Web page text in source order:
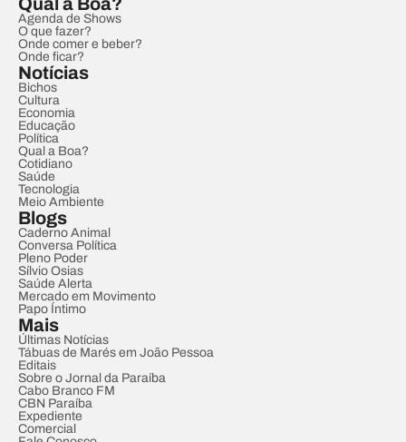
Agenda de Shows
O que fazer?
Onde comer e beber?
Onde ficar?
Notícias
Bichos
Cultura
Economia
Educação
Política
Qual a Boa?
Cotidiano
Saúde
Tecnologia
Meio Ambiente
Blogs
Caderno Animal
Conversa Política
Pleno Poder
Sílvio Osias
Saúde Alerta
Mercado em Movimento
Papo Íntimo
Mais
Últimas Notícias
Tábuas de Marés em João Pessoa
Editais
Sobre o Jornal da Paraíba
Cabo Branco FM
CBN Paraíba
Expediente
Comercial